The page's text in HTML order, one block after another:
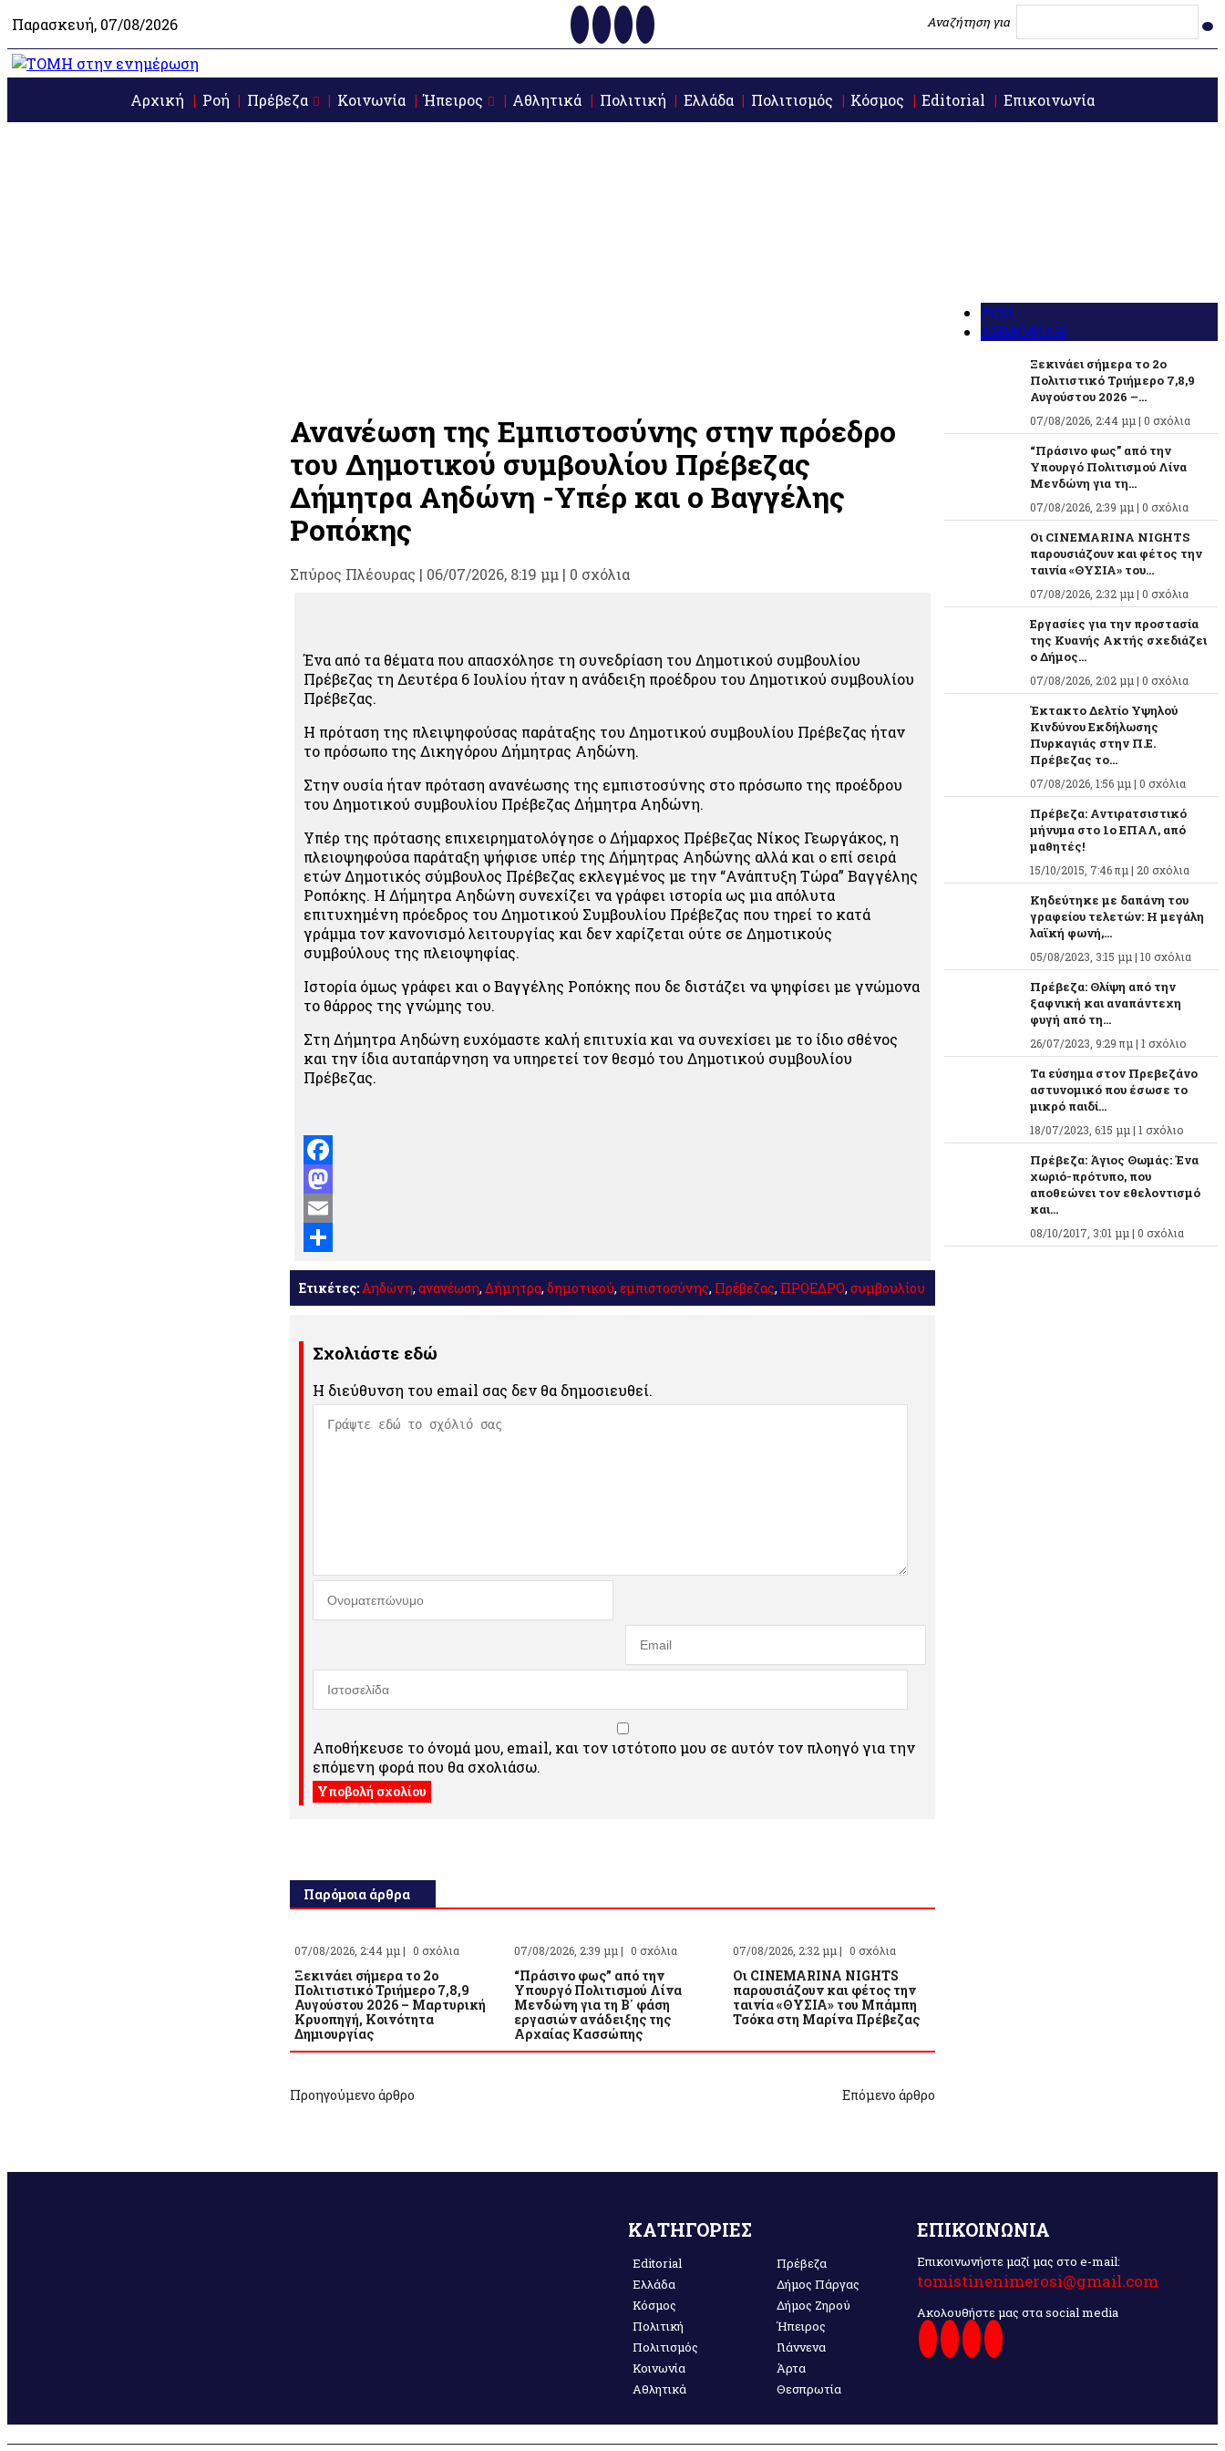
Παρασκευή, 07/08/2026 Αναζήτηση για
Αρχική Ροή Πρέβεζα Κοινωνία Ήπειρος Αθλητικά Πολιτική Ελλάδα Πολιτισμός Κόσμος Editorial Επικοινωνία
Ανανέωση της Εμπιστοσύνης στην πρόεδρο
του Δημοτικού συμβουλίου Πρέβεζας
Δήμητρα Αηδώνη -Υπέρ και ο Βαγγέλης
Ροπόκης
Σπύρος Πλέουρας | 06/07/2026, 8:19 μμ | 0 σχόλια
Ένα από τα θέματα που απασχόλησε τη συνεδρίαση του Δημοτικού συμβουλίου
Πρέβεζας τη Δευτέρα 6 Ιουλίου ήταν η ανάδειξη προέδρου του Δημοτικού συμβουλίου
Πρέβεζας.
Η πρόταση της πλειψηφούσας παράταξης του Δημοτικού συμβουλίου Πρέβεζας ήταν
το πρόσωπο της Δικηγόρου Δήμητρας Αηδώνη.
Στην ουσία ήταν πρόταση ανανέωσης της εμπιστοσύνης στο πρόσωπο της προέδρου
του Δημοτικού συμβουλίου Πρέβεζας Δήμητρα Αηδώνη.
Υπέρ της πρότασης επιχειρηματολόγησε ο Δήμαρχος Πρέβεζας Νίκος Γεωργάκος, η
πλειοψηφούσα παράταξη ψήφισε υπέρ της Δήμητρας Αηδώνης αλλά και ο επί σειρά
ετών Δημοτικός σύμβουλος Πρέβεζας εκλεγμένος με την “Ανάπτυξη Τώρα” Βαγγέλης
Ροπόκης. Η Δήμητρα Αηδώνη συνεχίζει να γράφει ιστορία ως μια απόλυτα
επιτυχημένη πρόεδρος του Δημοτικού Συμβουλίου Πρέβεζας που τηρεί το κατά
γράμμα τον κανονισμό λειτουργίας και δεν χαρίζεται ούτε σε Δημοτικούς
συμβούλους της πλειοψηφίας.
Ιστορία όμως γράφει και ο Βαγγέλης Ροπόκης που δε διστάζει να ψηφίσει με γνώμονα
το θάρρος της γνώμης του.
Στη Δήμητρα Αηδώνη ευχόμαστε καλή επιτυχία και να συνεχίσει με το ίδιο σθένος
και την ίδια αυταπάρνηση να υπηρετεί τον θεσμό του Δημοτικού συμβουλίου
Πρέβεζας.
Facebook
Mastodon
Email
Μοιραστείτε
Ετικέτες:Αηδώνη, ανανέωση, Δήμητρα, δημοτικού, εμπιστοσύνης, Πρέβεζας, ΠΡΟΕΔΡΟ, συμβουλίου
Σχολιάστε εδώ
Η διεύθυνση του email σας δεν θα δημοσιευθεί.
Αποθήκευσε το όνομά μου, email, και τον ιστότοπο μου σε αυτόν τον πλοηγό για την
επόμενη φορά που θα σχολιάσω.
Παρόμοια άρθρα
07/08/2026, 2:44 μμ | 0 σχόλια
Ξεκινάει σήμερα το 2ο
Πολιτιστικό Τριήμερο 7,8,9
Αυγούστου 2026 – Μαρτυρική
Κρυοπηγή, Κοινότητα
Δημιουργίας
07/08/2026, 2:39 μμ | 0 σχόλια
“Πράσινο φως” από την
Υπουργό Πολιτισμού Λίνα
Μενδώνη για τη Β΄ φάση
εργασιών ανάδειξης της
Αρχαίας Κασσώπης
07/08/2026, 2:32 μμ | 0 σχόλια
Οι CINEMARINA NIGHTS
παρουσιάζουν και φέτος την
ταινία «ΘΥΣΙΑ» του Μπάμπη
Τσόκα στη Μαρίνα Πρέβεζας
Προηγούμενο άρθρο Επόμενο άρθρο
ΡΟΗ
ΔΗΜΟΦΙΛΗ
Ξεκινάει σήμερα το 2ο
Πολιτιστικό Τριήμερο 7,8,9
Αυγούστου 2026 –...
07/08/2026, 2:44 μμ | 0 σχόλια
“Πράσινο φως” από την
Υπουργό Πολιτισμού Λίνα
Μενδώνη για τη...
07/08/2026, 2:39 μμ | 0 σχόλια
Οι CINEMARINA NIGHTS
παρουσιάζουν και φέτος την
ταινία «ΘΥΣΙΑ» του...
07/08/2026, 2:32 μμ | 0 σχόλια
Εργασίες για την προστασία
της Κυανής Ακτής σχεδιάζει
ο Δήμος...
07/08/2026, 2:02 μμ | 0 σχόλια
Έκτακτο Δελτίο Υψηλού
Κινδύνου Εκδήλωσης
Πυρκαγιάς στην Π.Ε.
Πρέβεζας το...
07/08/2026, 1:56 μμ | 0 σχόλια
Πρέβεζα: Αντιρατσιστικό
μήνυμα στο 1ο ΕΠΑΛ, από
μαθητές!
15/10/2015, 7:46 πμ | 20 σχόλια
Κηδεύτηκε με δαπάνη του
γραφείου τελετών: Η μεγάλη
λαϊκή φωνή,...
05/08/2023, 3:15 μμ | 10 σχόλια
Πρέβεζα: Θλίψη από την
ξαφνική και αναπάντεχη
φυγή από τη...
26/07/2023, 9:29 πμ | 1 σχόλιο
Τα εύσημα στον Πρεβεζάνο
αστυνομικό που έσωσε το
μικρό παιδί...
18/07/2023, 6:15 μμ | 1 σχόλιο
Πρέβεζα: Άγιος Θωμάς: Ένα
χωριό-πρότυπο, που
αποθεώνει τον εθελοντισμό
και...
08/10/2017, 3:01 μμ | 0 σχόλια
ΚΑΤΗΓΟΡΙΕΣ
Editorial
Ελλάδα
Κόσμος
Πολιτική
Πολιτισμός
Κοινωνία
Αθλητικά
Πρέβεζα
Δήμος Πάργας
Δήμος Ζηρού
Ήπειρος
Γιάννενα
Άρτα
Θεσπρωτία
ΕΠΙΚΟΙΝΩΝΙΑ
Επικοινωνήστε μαζί μας στο e-mail:
tomistinenimerosi@gmail.com
Ακολουθήστε μας στα social media